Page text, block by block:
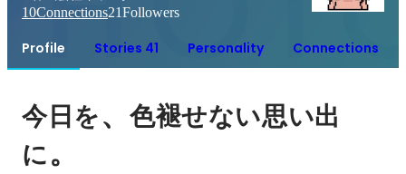
10Connections21Followers
Profile Stories 41 Personality Connections
今日を、色褪せない思い出
に。